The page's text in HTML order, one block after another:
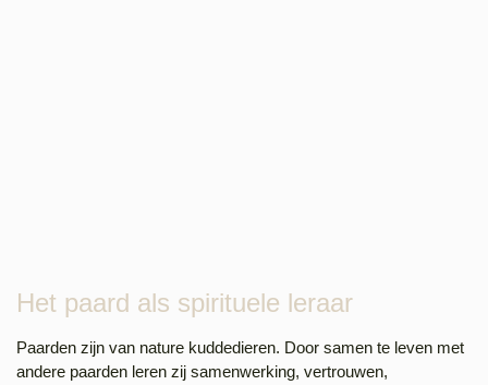
Het paard als spirituele leraar
Paarden zijn van nature kuddedieren. Door samen te leven met
andere paarden leren zij samenwerking, vertrouwen,